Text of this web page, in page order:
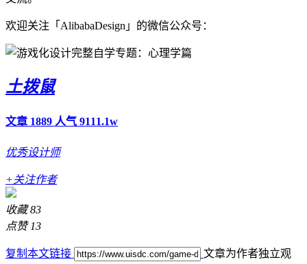
欢迎关注「AlibabaDesign」的微信公众号：
土拨鼠
文章 1889 人气 9111.1w
优秀设计师
+关注作者
收藏 83
点赞 13
复制本文链接
文章为作者独立观